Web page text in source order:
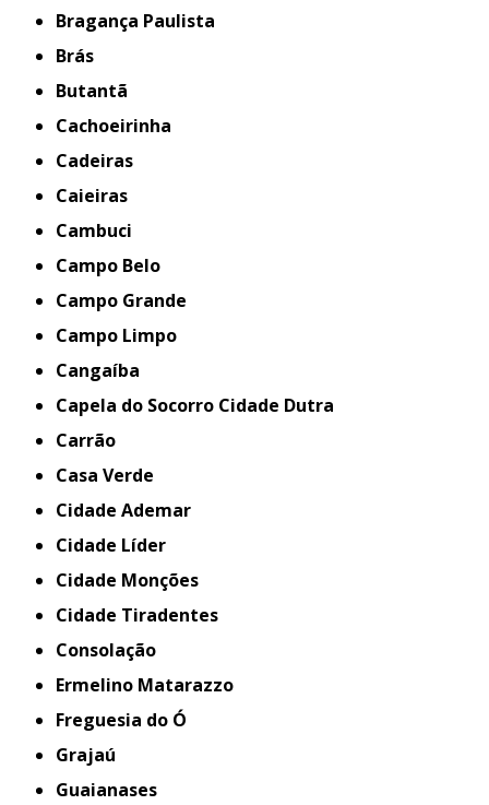
Bragança Paulista
Brás
Butantã
Cachoeirinha
Cadeiras
Caieiras
Cambuci
Campo Belo
Campo Grande
Campo Limpo
Cangaíba
Capela do Socorro Cidade Dutra
Carrão
Casa Verde
Cidade Ademar
Cidade Líder
Cidade Monções
Cidade Tiradentes
Consolação
Ermelino Matarazzo
Freguesia do Ó
Grajaú
Guaianases